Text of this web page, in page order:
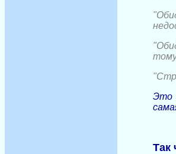
Это
Так